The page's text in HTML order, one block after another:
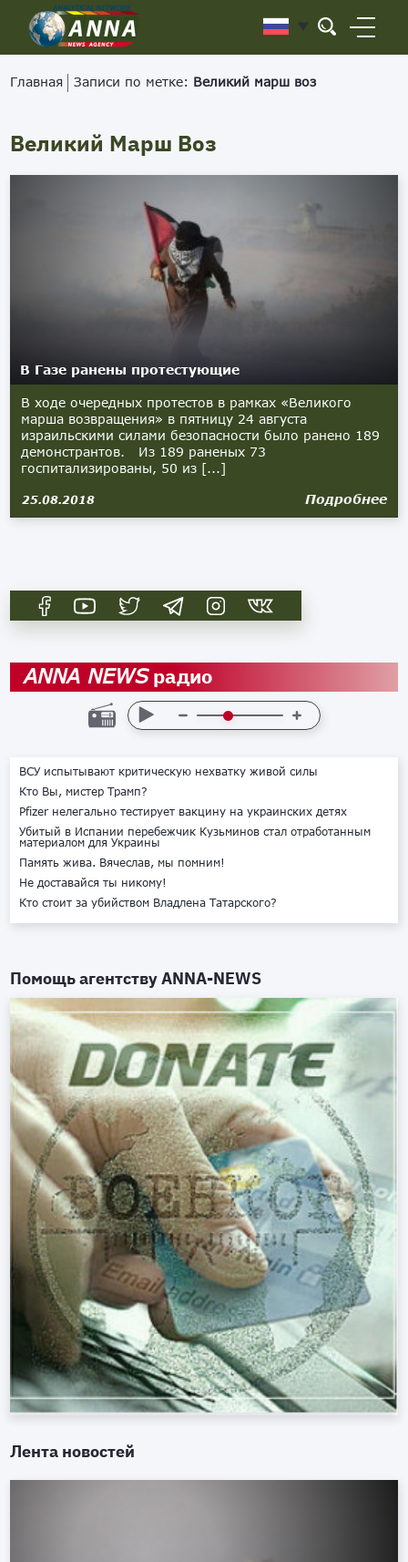
Главная Записи по метке: Великий марш воз
Великий Марш Воз
В Газе ранены протестующие
В ходе очередных протестов в рамках «Великого
марша возвращения» в пятницу 24 августа
израильскими силами безопасности было ранено 189
демонстрантов. Из 189 раненых 73
госпитализированы, 50 из [...]
25.08.2018 Подробнее
ANNA NEWSрадио
ВСУ испытывают критическую нехватку живой силы
Кто Вы, мистер Трамп?
Pfizer нелегально тестирует вакцину на украинских детях
Убитый в Испании перебежчик Кузьминов стал отработанным
материалом для Украины
Память жива. Вячеслав, мы помним!
Не доставайся ты никому!
Кто стоит за убийством Владлена Татарского?
Помощь агентствуANNA-NEWS
Лента новостей